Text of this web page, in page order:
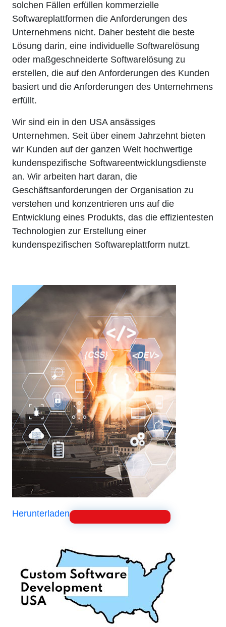
solchen Fällen erfüllen kommerzielle
Softwareplattformen die Anforderungen des
Unternehmens nicht. Daher besteht die beste
Lösung darin, eine individuelle Softwarelösung
oder maßgeschneiderte Softwarelösung zu
erstellen, die auf den Anforderungen des Kunden
basiert und die Anforderungen des Unternehmens
erfüllt.
Wir sind ein in den USA ansässiges
Unternehmen. Seit über einem Jahrzehnt bieten
wir Kunden auf der ganzen Welt hochwertige
kundenspezifische Softwareentwicklungsdienste
an. Wir arbeiten hart daran, die
Geschäftsanforderungen der Organisation zu
verstehen und konzentrieren uns auf die
Entwicklung eines Produkts, das die effizientesten
Technologien zur Erstellung einer
kundenspezifischen Softwareplattform nutzt.
Herunterladen